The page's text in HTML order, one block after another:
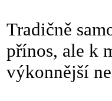
Tradičně
přínos, ale k
výkonnější